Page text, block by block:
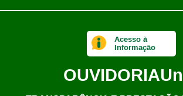
Acesso à
Informação
OUVIDORIA